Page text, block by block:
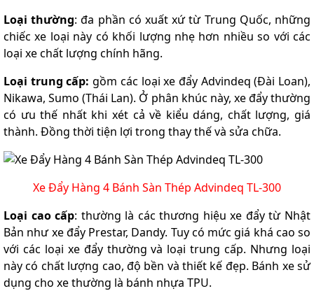
Loại thường: đa phần có xuất xứ từ Trung Quốc, những
chiếc xe loại này có khối lượng nhẹ hơn nhiều so với các
loại xe chất lượng chính hãng.
Loại trung cấp:gồm các loại xe đẩy Advindeq (Đài Loan),
Nikawa, Sumo (Thái Lan). Ở phân khúc này, xe đẩy thường
có ưu thế nhất khi xét cả về kiểu dáng, chất lượng, giá
thành. Đồng thời tiện lợi trong thay thế và sửa chữa.
Xe Đẩy Hàng 4 Bánh Sàn Thép Advindeq TL-300
Loại cao cấp: thường là các thương hiệu xe đẩy từ Nhật
Bản như xe đẩy Prestar, Dandy. Tuy có mức giá khá cao so
với các loại xe đẩy thường và loại trung cấp. Nhưng loại
này có chất lượng cao, độ bền và thiết kế đẹp. Bánh xe sử
dụng cho xe thường là bánh nhựa TPU.